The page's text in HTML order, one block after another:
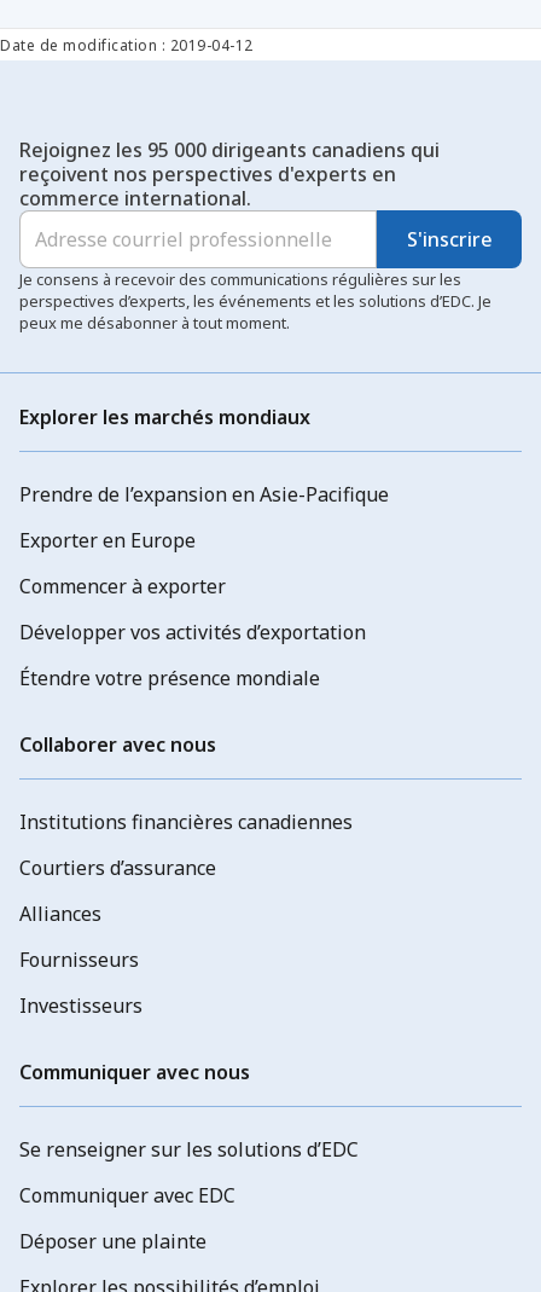
Date de modification : 2019-04-12
Rejoignez les 95 000 dirigeants canadiens qui
reçoivent nos perspectives d'experts en
commerce international.
S'inscrire
Je consens à recevoir des communications régulières sur les
perspectives d’experts, les événements et les solutions d’EDC. Je
peux me désabonner à tout moment.
Explorer les marchés mondiaux
Prendre de l’expansion en Asie-Pacifique
Exporter en Europe
Commencer à exporter
Développer vos activités d’exportation
Étendre votre présence mondiale
Collaborer avec nous
Institutions financières canadiennes
Courtiers d’assurance
Alliances
Fournisseurs
Investisseurs
Communiquer avec nous
Se renseigner sur les solutions d’EDC
Communiquer avec EDC
Déposer une plainte